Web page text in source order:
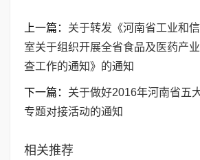
上一篇： 关于转发《河南省工业和
室关于组织开展全省食品及医药产
查工作的通知》的通知
下一篇： 关于做好2016年河南省五
专题对接活动的通知
相关推荐